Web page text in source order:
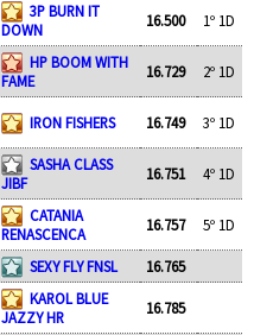
3P BURN IT
DOWN
16.500 1º 1D
HP BOOM WITH
FAME
16.729 2º 1D
IRON FISHERS 16.749 3º 1D
SASHA CLASS
JIBF
16.751 4º 1D
CATANIA
RENASCENCA
16.757 5º 1D
SEXY FLY FNSL 16.765
KAROL BLUE
JAZZY HR
16.785